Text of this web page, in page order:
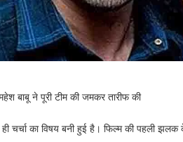
बाबू ने पूरी टीम की जमकर तारीफ की
ही चर्चा का विषय बनी हुई है। फिल्म की पहली